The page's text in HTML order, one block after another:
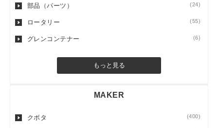
部品（パーツ） (24)
ロータリー (55)
グレンコンテナー (6)
もっと見る
MAKER
クボタ (400)